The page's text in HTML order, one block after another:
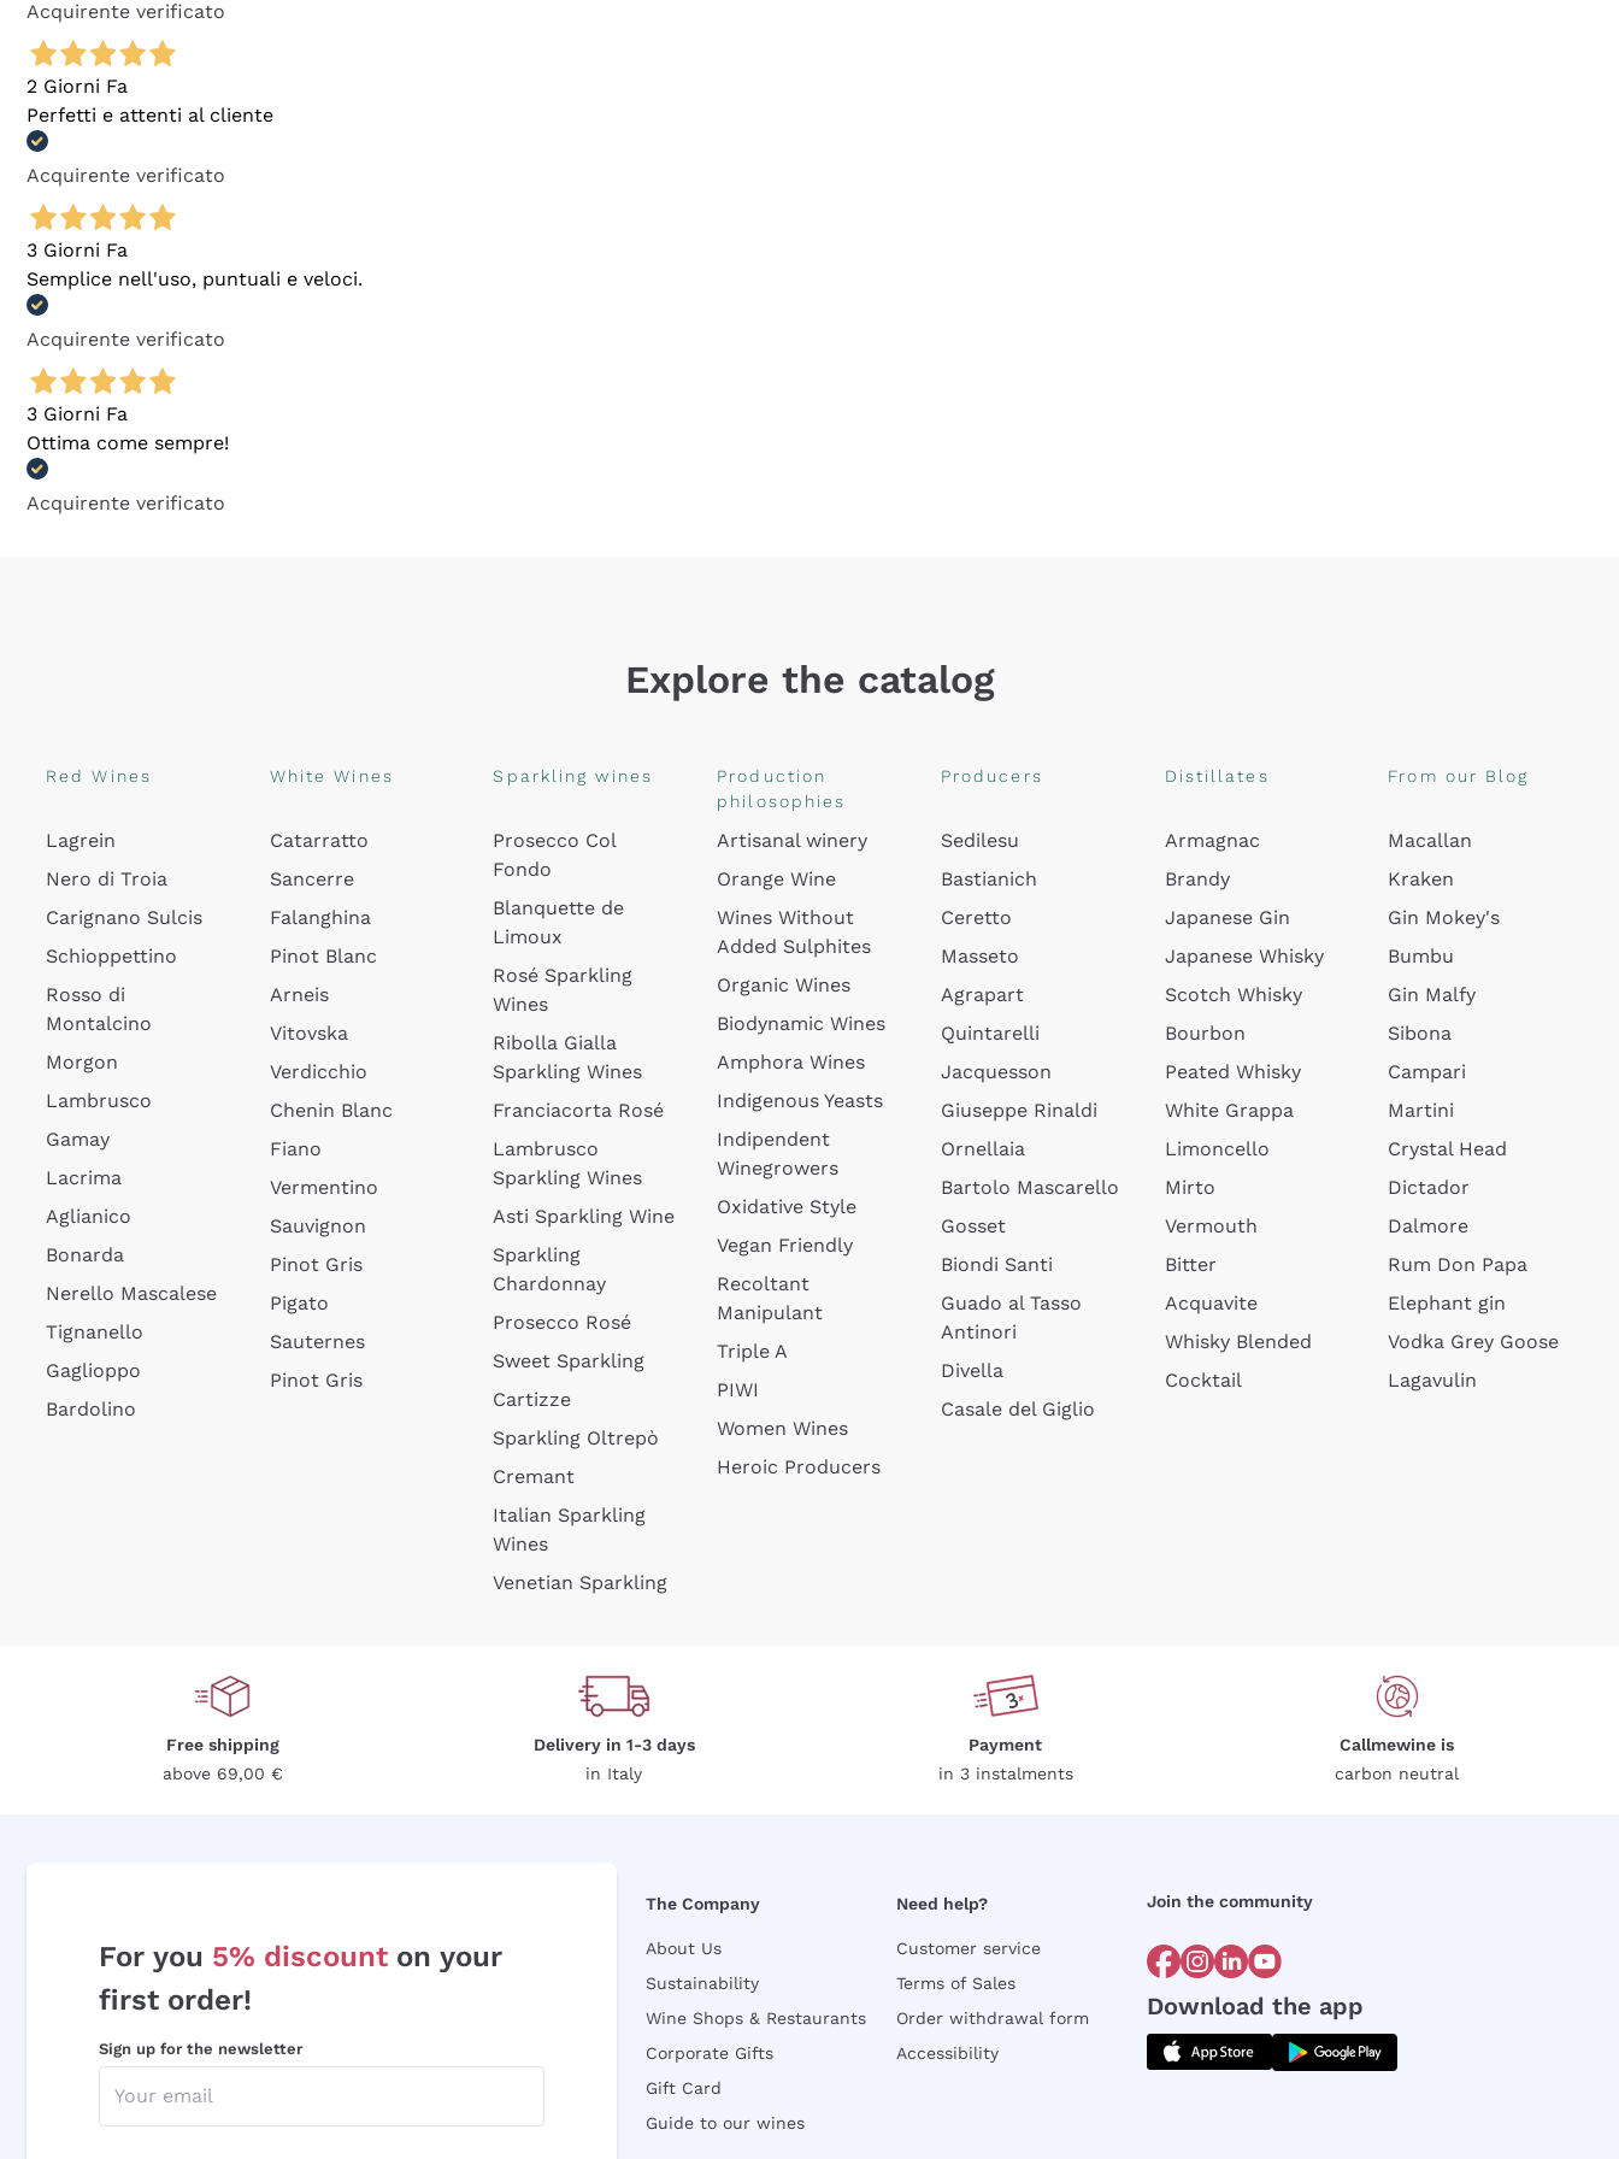
Acquirente verificato
2 Giorni Fa
Perfetti e attenti al cliente
Acquirente verificato
3 Giorni Fa
Semplice nell'uso, puntuali e veloci.
Acquirente verificato
3 Giorni Fa
Ottima come sempre!
Acquirente verificato
Explore the catalog
Red Wines
Lagrein
Nero di Troia
Carignano Sulcis
Schioppettino
Rosso di
Montalcino
Morgon
Lambrusco
Gamay
Lacrima
Aglianico
Bonarda
Nerello Mascalese
Tignanello
Gaglioppo
Bardolino
White Wines
Catarratto
Sancerre
Falanghina
Pinot Blanc
Arneis
Vitovska
Verdicchio
Chenin Blanc
Fiano
Vermentino
Sauvignon
Pinot Gris
Pigato
Sauternes
Pinot Gris
Sparkling wines
Prosecco Col
Fondo
Blanquette de
Limoux
Rosé Sparkling
Wines
Ribolla Gialla
Sparkling Wines
Franciacorta Rosé
Lambrusco
Sparkling Wines
Asti Sparkling Wine
Sparkling
Chardonnay
Prosecco Rosé
Sweet Sparkling
Cartizze
Sparkling Oltrepò
Cremant
Italian Sparkling
Wines
Venetian Sparkling
Production
philosophies
Artisanal winery
Orange Wine
Wines Without
Added Sulphites
Organic Wines
Biodynamic Wines
Amphora Wines
Indigenous Yeasts
Indipendent
Winegrowers
Oxidative Style
Vegan Friendly
Recoltant
Manipulant
Triple A
PIWI
Women Wines
Heroic Producers
Producers
Sedilesu
Bastianich
Ceretto
Masseto
Agrapart
Quintarelli
Jacquesson
Giuseppe Rinaldi
Ornellaia
Bartolo Mascarello
Gosset
Biondi Santi
Guado al Tasso
Antinori
Divella
Casale del Giglio
Distillates
Armagnac
Brandy
Japanese Gin
Japanese Whisky
Scotch Whisky
Bourbon
Peated Whisky
White Grappa
Limoncello
Mirto
Vermouth
Bitter
Acquavite
Whisky Blended
Cocktail
From our Blog
Macallan
Kraken
Gin Mokey's
Bumbu
Gin Malfy
Sibona
Campari
Martini
Crystal Head
Dictador
Dalmore
Rum Don Papa
Elephant gin
Vodka Grey Goose
Lagavulin
Free shipping
above 69,00 €
Delivery in 1-3 days
in Italy
Payment
in 3 instalments
Callmewine is
carbon neutral
For you 5% discount on your
first order!
Sign up for the newsletter
The Company
About Us
Sustainability
Wine Shops & Restaurants
Corporate Gifts
Gift Card
Guide to our wines
Need help?
Customer service
Terms of Sales
Order withdrawal form
Accessibility
Join the community
Download the app